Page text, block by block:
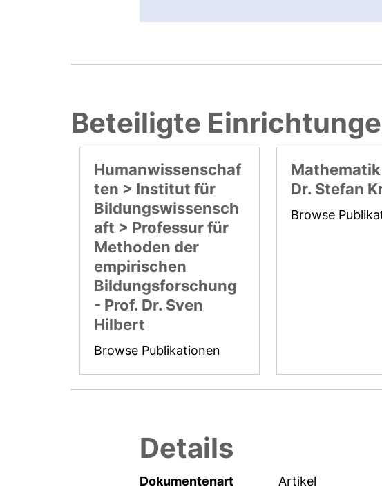
Beteiligte
Humanwissenschaf
ten > Institut für
Bildungswissensch
aft > Professur für
Methoden der
empirischen
Bildungsforschung
- Prof. Dr. Sven
Hilbert
Browse Publikationen
Mathematik
Dr. Stefan
Browse
Details
Dokumentenart
Artikel